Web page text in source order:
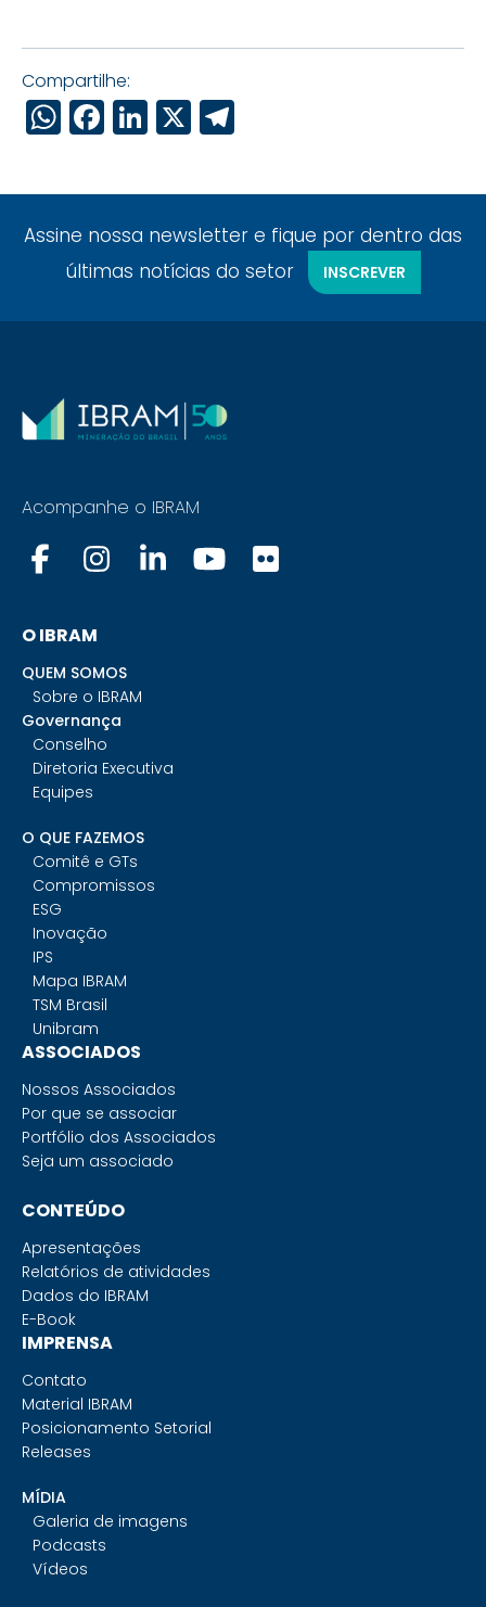
Compartilhe:
WhatsApp
Facebook
LinkedIn
X
Assine nossa newsletter e fique por dentro das
últimas notícias do setor
INSCREVER
Acompanhe o IBRAM
O IBRAM
QUEM SOMOS
Sobre o IBRAM
Governança
Conselho
Diretoria Executiva
Equipes
O QUE FAZEMOS
Comitê e GTs
Compromissos
ESG
Inovação
IPS
Mapa IBRAM
TSM Brasil
Unibram
ASSOCIADOS
Nossos Associados
Por que se associar
Portfólio dos Associados
Seja um associado
CONTEÚDO
Apresentações
Relatórios de atividades
Dados do IBRAM
E-Book
IMPRENSA
Contato
Material IBRAM
Posicionamento Setorial
Releases
MÍDIA
Galeria de imagens
Podcasts
Vídeos